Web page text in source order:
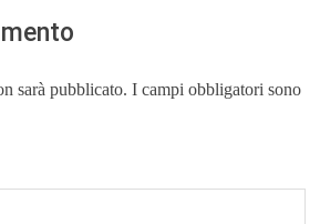
sarà pubblicato. I campi obbligatori sono